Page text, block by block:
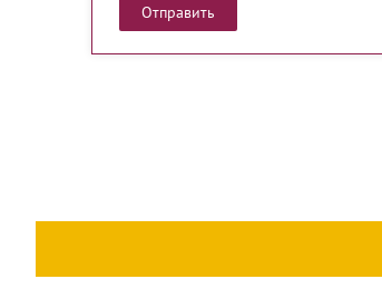
Отправить